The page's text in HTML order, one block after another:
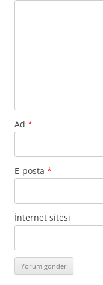
Ad *
E-posta *
İnternet sitesi